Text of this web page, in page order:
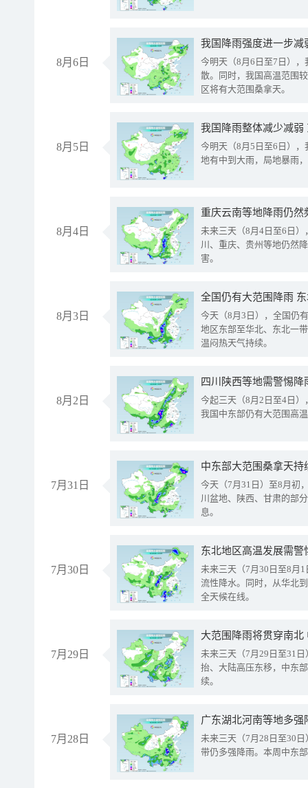
8月6日
今明天（8月6日至7日）
散。同时，我国高温范围
区将有大范围桑拿天。
8月5日
我国降雨整体减少减弱
今明天（8月5日至6日）
地有中到大雨，局地暴雨
8月4日
重庆云南等地降雨仍然
未来三天（8月4日至6日
川、重庆、贵州等地仍然
害。
8月3日
全国仍有大范围降雨
今天（8月3日），全国仍
地区东部至华北、东北一
温闷热天气持续。
8月2日
今起三天（8月2日至4日
我国中东部仍有大范围高
7月31日
中东部大范围桑拿天
今天（7月31日）至8月初
川盆地、陕西、甘肃的部
息。
7月30日
东北地区高温发展需
未来三天（7月30日至8月
流性降水。同时，从华北
全天候在线。
7月29日
大范围降雨将贯穿南
未来三天（7月29日至31
抬、大陆高压东移，中东
续。
7月28日
广东湖北河南等地多
未来三天（7月28日至30
带仍多强降雨。本周中东